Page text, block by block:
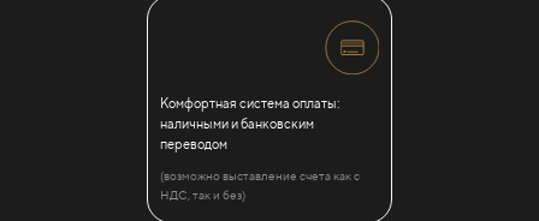
Комфортная система оплаты:
наличными и банковским
переводом
(возможно выставление счета как с
НДС, так и без)